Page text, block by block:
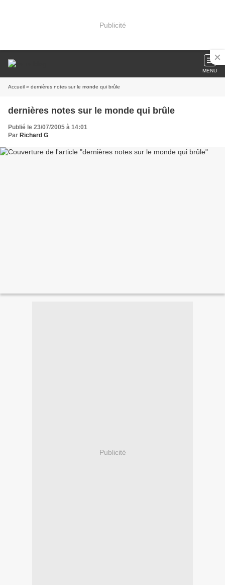
Publicité
MENU
Accueil » dernières notes sur le monde qui brûle
dernières notes sur le monde qui brûle
Publié le 23/07/2005 à 14:01
Par Richard G
Publicité